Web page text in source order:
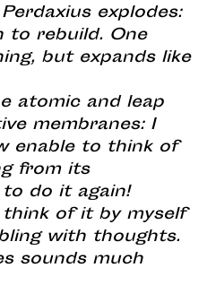
explodes:
to rebuild. One
but expands like
atomic and leap
membranes: I
enable to think of
from its
do it again!
of it by myself
with thoughts.
sounds much